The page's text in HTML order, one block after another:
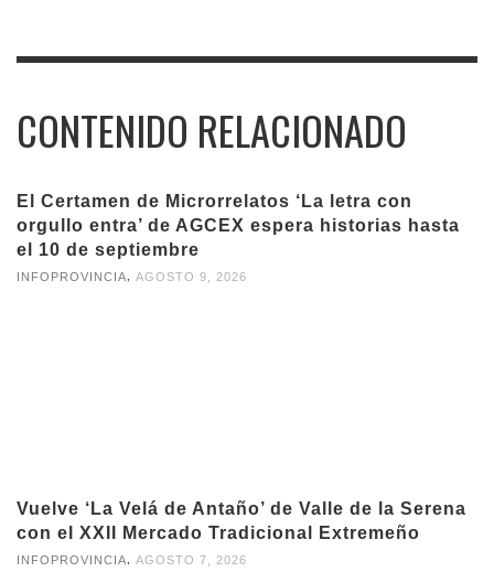
CONTENIDO RELACIONADO
El Certamen de Microrrelatos ‘La letra con
orgullo entra’ de AGCEX espera historias hasta
el 10 de septiembre
INFOPROVINCIA, AGOSTO 9, 2026
Vuelve ‘La Velá de Antaño’ de Valle de la Serena
con el XXII Mercado Tradicional Extremeño
INFOPROVINCIA, AGOSTO 7, 2026